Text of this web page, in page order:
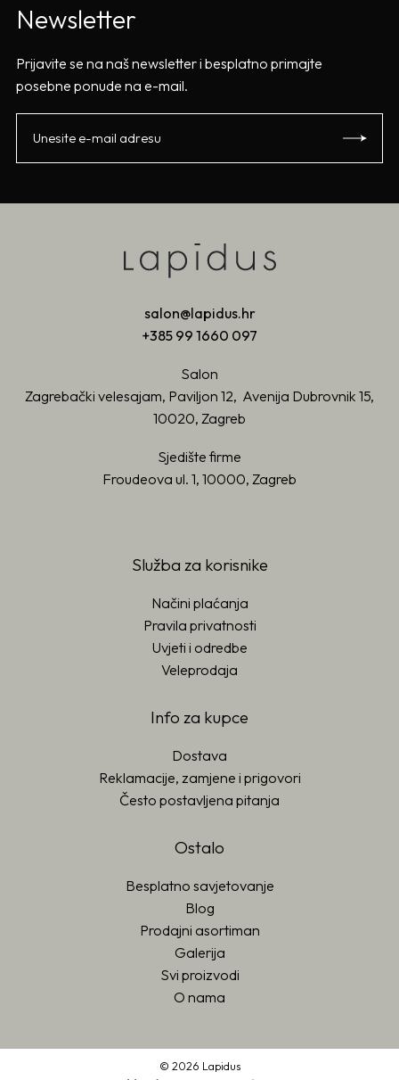
Newsletter
Prijavite se na naš newsletter i besplatno primajte
posebne ponude na e-mail.
salon@lapidus.hr
+385 99 1660 097
Salon
Zagrebački velesajam, Paviljon 12, Avenija Dubrovnik 15,
10020, Zagreb
Sjedište firme
Froudeova ul. 1, 10000, Zagreb
Služba za korisnike
Načini plaćanja
Pravila privatnosti
Uvjeti i odredbe
Veleprodaja
Info za kupce
Dostava
Reklamacije, zamjene i prigovori
Često postavljena pitanja
Ostalo
Besplatno savjetovanje
Blog
Prodajni asortiman
Galerija
Svi proizvodi
O nama
© 2026 Lapidus